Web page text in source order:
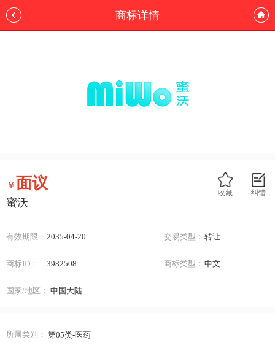
商标详情
纠错
收藏
￥面议
蜜沃
有效期限： 2035-04-20 交易类型： 转让
商标ID： 3982508 商标类型： 中文
国家/地区： 中国大陆
所属类别： 第05类-医药